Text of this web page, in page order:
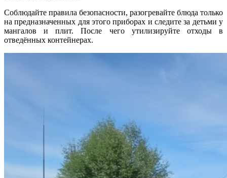
Соблюдайте правила безопасности, разогревайте блюда только
на предназначенных для этого приборах и следите за детьми у
мангалов и плит. После чего утилизируйте отходы в
отведённых контейнерах.